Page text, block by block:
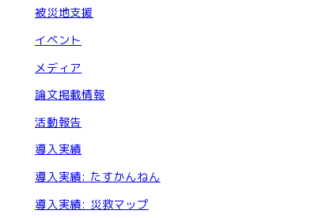
被災地支援
イベント
メディア
論文掲載情報
活動報告
導入実績
導入実績: たすかんねん
導入実績: 災救マップ